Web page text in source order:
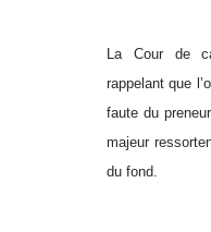
La Cour de
rappelant que
faute du
majeur
du fond.